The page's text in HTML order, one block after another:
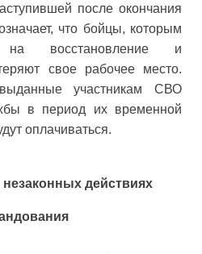
после окончания
что бойцы, которым
на восстановление и
свое рабочее место.
участникам СВО
в период их временной
оплачиваться.
действиях